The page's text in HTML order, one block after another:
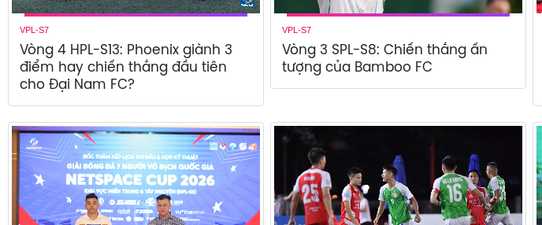
VPL-S7
Vòng 4 HPL-S13: Phoenix giành 3
điểm hay chiến thắng đầu tiên
cho Đại Nam FC?
VPL-S7
Vòng 3 SPL-S8: Chiến thắng ấn
tượng của Bamboo FC